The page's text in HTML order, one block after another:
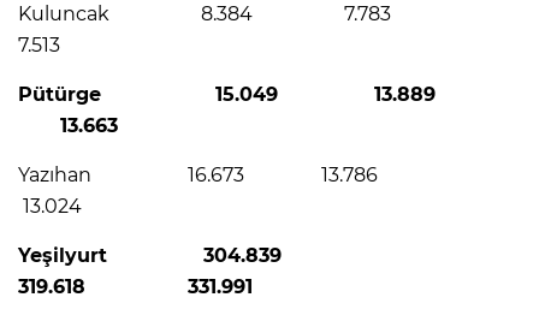
Kuluncak 8.384 7.783
7.513
Pütürge 15.049 13.889
13.663
Yazıhan 16.673 13.786
13.024
Yeşilyurt 304.839
319.618 331.991